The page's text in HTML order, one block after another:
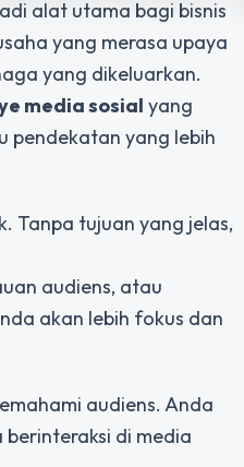
alat utama bagi bisnis
yang merasa upaya
yang dikeluarkan.
media sosial yang
pendekatan yang lebih
Tanpa tujuan yang jelas,
audiens, atau
akan lebih fokus dan
audiens. Anda
di media